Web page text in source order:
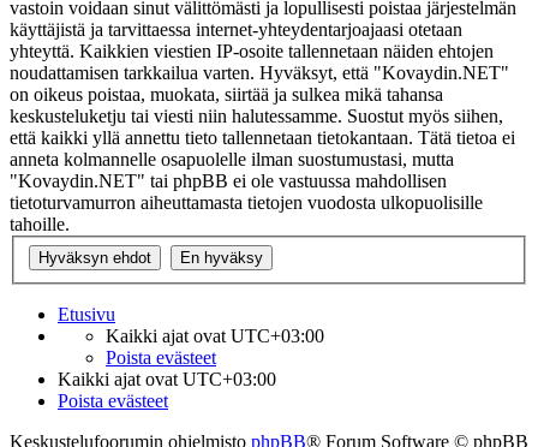
vastoin voidaan sinut välittömästi ja lopullisesti poistaa järjestelmän
käyttäjistä ja tarvittaessa internet-yhteydentarjoajaasi otetaan
yhteyttä. Kaikkien viestien IP-osoite tallennetaan näiden ehtojen
noudattamisen tarkkailua varten. Hyväksyt, että "Kovaydin.NET"
on oikeus poistaa, muokata, siirtää ja sulkea mikä tahansa
keskusteluketju tai viesti niin halutessamme. Suostut myös siihen,
että kaikki yllä annettu tieto tallennetaan tietokantaan. Tätä tietoa ei
anneta kolmannelle osapuolelle ilman suostumustasi, mutta
"Kovaydin.NET" tai phpBB ei ole vastuussa mahdollisen
tietoturvamurron aiheuttamasta tietojen vuodosta ulkopuolisille
tahoille.
Etusivu
Kaikki ajat ovat UTC+03:00
Poista evästeet
Kaikki ajat ovat UTC+03:00
Poista evästeet
Keskustelufoorumin ohjelmisto phpBB® Forum Software © phpBB